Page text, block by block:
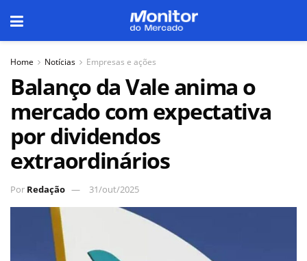
Home Notícias Empresas e ações
Balanço da Vale anima o
mercado com expectativa
por dividendos
extraordinários
Por Redação 31/out/2025